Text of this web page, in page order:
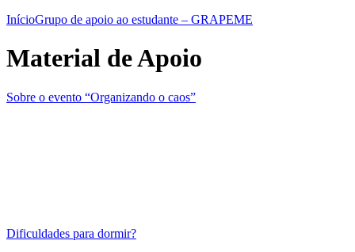
InícioGrupo de apoio ao estudante – GRAPEME
Material de Apoio
Sobre o evento “Organizando o caos”
Dificuldades para dormir?